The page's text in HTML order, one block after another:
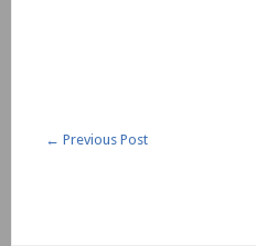
← Previous Post